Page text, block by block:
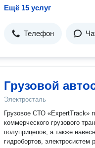
Ещё 15 услуг
Телефон
Грузовой
Электросталь
Грузовое СТО «ExpertTrack»
коммерческого грузового
полуприцепов, а также
гидробортов,